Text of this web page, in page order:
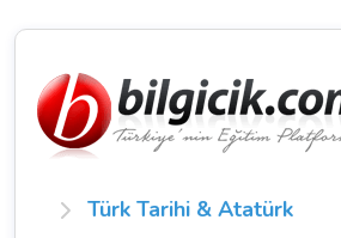
Türk Tarihi & Atatürk